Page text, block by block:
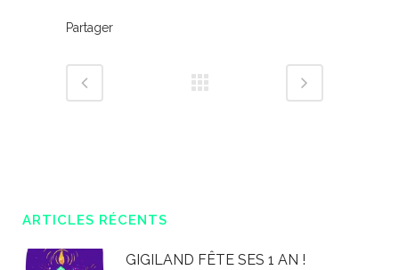
Partager
ARTICLES RÉCENTS
GIGILAND FÊTE SES 1 AN !